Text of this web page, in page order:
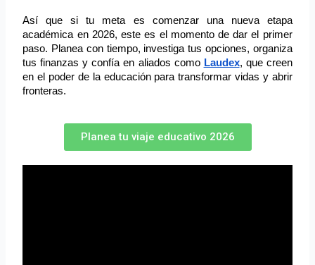
Así que si tu meta es comenzar una nueva etapa
académica en 2026, este es el momento de dar el primer
paso. Planea con tiempo, investiga tus opciones, organiza
tus finanzas y confía en aliados como Laudex, que creen
en el poder de la educación para transformar vidas y abrir
fronteras.
Planea tu viaje educativo 2026